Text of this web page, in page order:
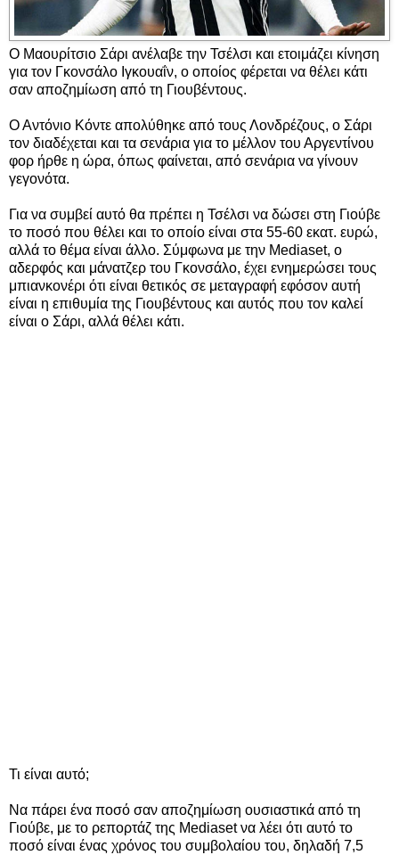
Ο Μαουρίτσιο Σάρι ανέλαβε την Τσέλσι και ετοιμάζει κίνηση
για τον Γκονσάλο Ιγκουαΐν, ο οποίος φέρεται να θέλει κάτι
σαν αποζημίωση από τη Γιουβέντους.
Ο Αντόνιο Κόντε απολύθηκε από τους Λονδρέζους, ο Σάρι
τον διαδέχεται και τα σενάρια για το μέλλον του Αργεντίνου
φορ ήρθε η ώρα, όπως φαίνεται, από σενάρια να γίνουν
γεγονότα.
Για να συμβεί αυτό θα πρέπει η Τσέλσι να δώσει στη Γιούβε
το ποσό που θέλει και το οποίο είναι στα 55-60 εκατ. ευρώ,
αλλά το θέμα είναι άλλο. Σύμφωνα με την Mediaset, ο
αδερφός και μάνατζερ του Γκονσάλο, έχει ενημερώσει τους
μπιανκονέρι ότι είναι θετικός σε μεταγραφή εφόσον αυτή
είναι η επιθυμία της Γιουβέντους και αυτός που τον καλεί
είναι ο Σάρι, αλλά θέλει κάτι.
Τι είναι αυτό;
Να πάρει ένα ποσό σαν αποζημίωση ουσιαστικά από τη
Γιούβε, με το ρεπορτάζ της Mediaset να λέει ότι αυτό το
ποσό είναι ένας χρόνος του συμβολαίου του, δηλαδή 7,5